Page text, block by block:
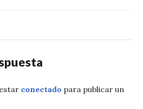
conectado para publicar un